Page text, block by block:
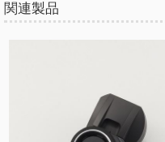
関連製品